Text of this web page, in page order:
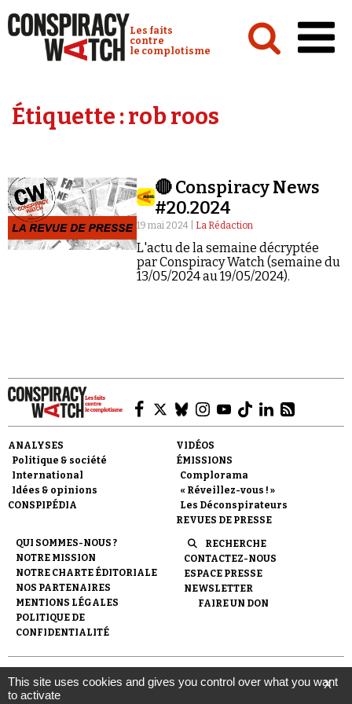
Conspiracy Watch :
Les faits
contre
le complotisme
Analyses
Vidéos
Émissions
Revues de presse
Faire un don
Demander à Vera
Étiquette :rob roos
🔴 Conspiracy News
#20.2024
19 mai 2024 | La Rédaction
L'actu de la semaine décryptée
par Conspiracy Watch (semaine du
13/05/2024 au 19/05/2024).
ANALYSES
Politique & société
International
Idées & opinions
CONSPIPÉDIA
VIDÉOS
ÉMISSIONS
Complorama
« Réveillez-vous ! »
Les Déconspirateurs
REVUES DE PRESSE
QUI SOMMES-NOUS ?
NOTRE MISSION
NOTRE CHARTE ÉDITORIALE
NOS PARTENAIRES
MENTIONS LÉGALES
POLITIQUE DE
CONFIDENTIALITÉ
RECHERCHE
CONTACTEZ-NOUS
ESPACE PRESSE
NEWSLETTER
FAIRE UN DON
© 2007- 2026 Conspiracy Watch | Une réalisation de
l'Observatoire du conspirationnisme (association loi de 1901) avec
le soutien de la Fondation pour la Mémoire de la Shoah.
X
This site uses cookies and gives you control over what you want
to activate